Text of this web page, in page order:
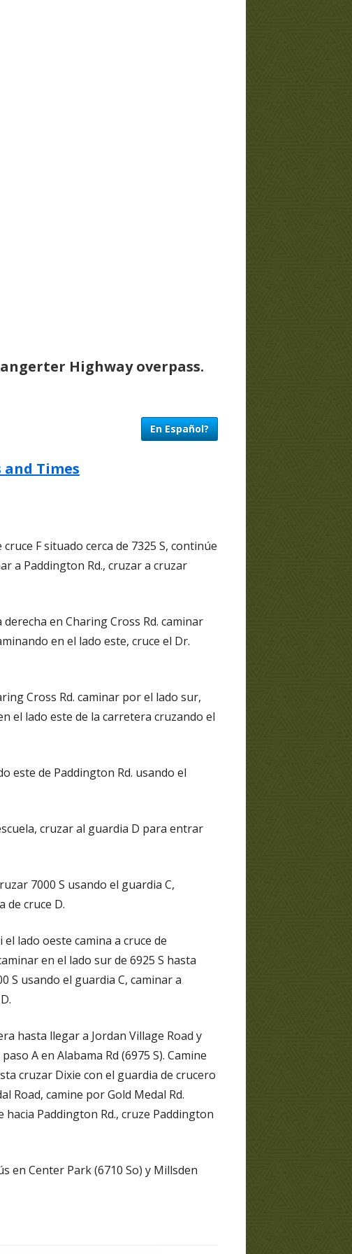
Highway overpass.
En Español?
Times
F situado cerca de 7325 S, continúe
a Paddington Rd., cruzar a cruzar
en Charing Cross Rd. caminar
en el lado este, cruce el Dr.
Cross Rd. caminar por el lado sur,
el lado este de la carretera cruzando el
este de Paddington Rd. usando el
cruzar al guardia D para entrar
7000 S usando el guardia C,
de cruce D.
lado oeste camina a cruce de
en el lado sur de 6925 S hasta
S usando el guardia C, caminar a
hasta llegar a Jordan Village Road y
A en Alabama Rd (6975 S). Camine
cruzar Dixie con el guardia de crucero
Road, camine por Gold Medal Rd.
hacia Paddington Rd., cruze Paddington
en Center Park (6710 So) y Millsden